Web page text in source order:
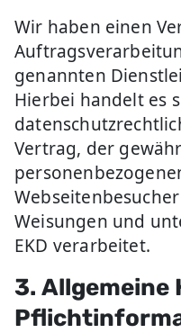
Wir haben einen
genannten
Hierbei handelt es
Vertrag, der
Weisungen und
EKD verarbeitet.
3. Allgemeine